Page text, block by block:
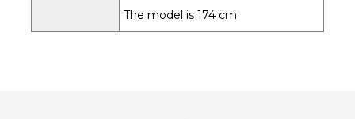
The model is 174 cm